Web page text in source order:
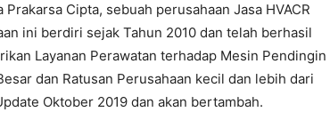
Cipta, sebuah perusahaan Jasa HVACR
ini berdiri sejak Tahun 2010 dan telah berhasil
Layanan Perawatan terhadap Mesin Pendingin
dan Ratusan Perusahaan kecil dan lebih dari
Oktober 2019 dan akan bertambah.